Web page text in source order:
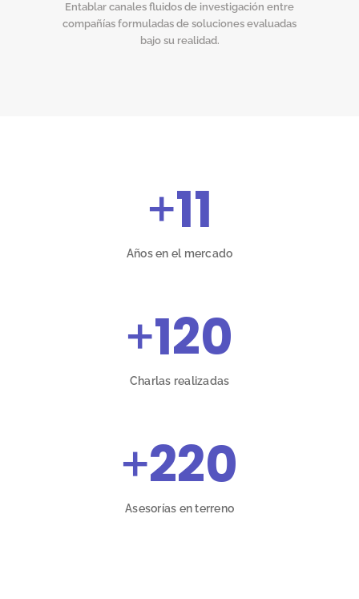
Entablar canales fluidos de investigación entre
compañías formuladas de soluciones evaluadas
bajo su realidad.
+11
Años en el mercado
+120
Charlas realizadas
+220
Asesorías en terreno